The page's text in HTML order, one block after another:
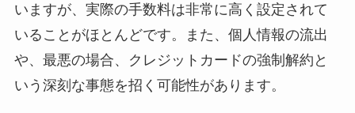
いますが、実際の手数料は非常に高く設定されて
いることがほとんどです。また、個人情報の流出
や、最悪の場合、クレジットカードの強制解約と
いう深刻な事態を招く可能性があります。